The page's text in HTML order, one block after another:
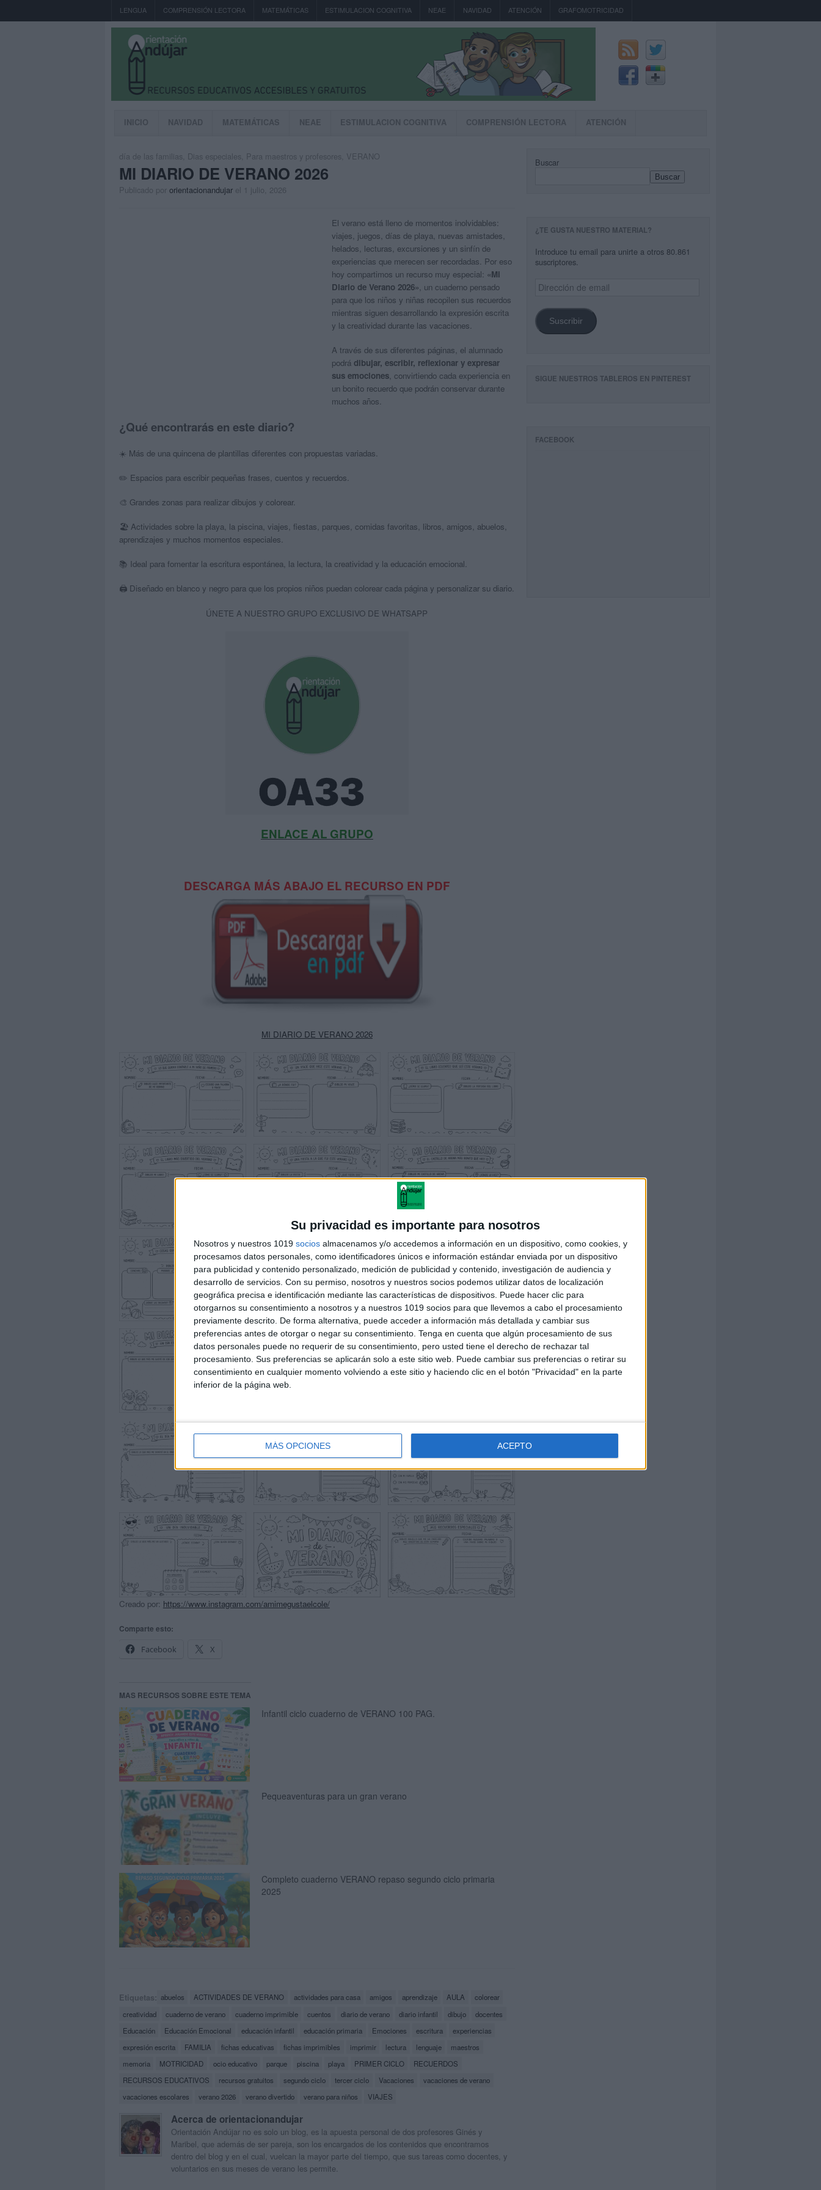
Su privacidad es importante para nosotros
Nosotros y nuestros 1019 socios almacenamos y/o accedemos a información en un dispositivo, como cookies, y
procesamos datos personales, como identificadores únicos e información estándar enviada por un dispositivo
para publicidad y contenido personalizado, medición de publicidad y contenido, investigación de audiencia y
desarrollo de servicios. Con su permiso, nosotros y nuestros socios podemos utilizar datos de localización
geográfica precisa e identificación mediante las características de dispositivos. Puede hacer clic para
otorgarnos su consentimiento a nosotros y a nuestros 1019 socios para que llevemos a cabo el procesamiento
previamente descrito. De forma alternativa, puede acceder a información más detallada y cambiar sus
preferencias antes de otorgar o negar su consentimiento. Tenga en cuenta que algún procesamiento de sus
datos personales puede no requerir de su consentimiento, pero usted tiene el derecho de rechazar tal
procesamiento. Sus preferencias se aplicarán solo a este sitio web. Puede cambiar sus preferencias o retirar su
consentimiento en cualquier momento volviendo a este sitio y haciendo clic en el botón "Privacidad" en la parte
inferior de la página web.
MÁS OPCIONES ACEPTO
LENGUA COMPRENSIÓN LECTORA MATEMÁTICAS ESTIMULACION COGNITIVA NEAE NAVIDAD ATENCIÓN GRAFOMOTRICIDAD
INICIO NAVIDAD MATEMÁTICAS NEAE ESTIMULACION COGNITIVA COMPRENSIÓN LECTORA ATENCIÓN
día de las familias Dias especiales Para maestros y profesores VERANO
MI DIARIO DE VERANO 2026
Publicado por orientacionandujar el 1 julio, 2026
El verano está lleno de momentos inolvidables:
viajes, juegos, días de playa, nuevas amistades,
helados, lecturas, excursiones y un sinfín de
experiencias que merecen ser recordadas. Por eso
hoy compartimos un recurso muy especial: «Mi
Diario de Verano 2026» , un cuaderno pensado
para que los niños y niñas recopilen sus recuerdos
mientras siguen desarrollando la expresión escrita
y la creatividad durante las vacaciones.
A través de sus diferentes páginas, el alumnado
podrá dibujar, escribir, reflexionar y expresar
sus emociones, convirtiendo cada experiencia en
un bonito recuerdo que podrán conservar durante
muchos años.
¿Qué encontrarás en este diario?
☀️ Más de una quincena de plantillas diferentes con propuestas variadas.
✏️ Espacios para escribir pequeñas frases, cuentos y recuerdos.
🎨 Grandes zonas para realizar dibujos y colorear.
🏖️ Actividades sobre la playa, la piscina, viajes, fiestas, parques, comidas favoritas, libros, amigos, abuelos,
aprendizajes y muchos momentos especiales.
📚 Ideal para fomentar la escritura espontánea, la lectura, la creatividad y la educación emocional.
🖨️ Diseñado en blanco y negro para que los propios niños puedan colorear cada página y personalizar su diario.
ÚNETE A NUESTRO GRUPO EXCLUSIVO DE WHATSAPP
ENLACE AL GRUPO
DESCARGA MÁS ABAJO EL RECURSO EN PDF
MI DIARIO DE VERANO 2026
Creado por: https://www.instagram.com/amimegustaelcole/
Comparte esto:
Facebook
X
MAS RECURSOS SOBRE ESTE TEMA
Infantil ciclo cuaderno de VERANO 100 PAG.
Pequeaventuras para un gran verano
Completo cuaderno VERANO repaso segundo ciclo primaria
2025
Etiquetas: abuelos ACTIVIDADES DE VERANO actividades para casa amigos aprendizaje AULA
colorear
creatividad
cuaderno de verano cuaderno imprimible cuentos diario de verano diario infantil dibujo
docentes
Educación
Educación Emocional educación infantil educación primaria Emociones escritura
experiencias
expresión escrita
FAMILIA fichas educativas fichas imprimibles imprimir lectura lenguaje
maestros
memoria
MOTRICIDAD ocio educativo parque piscina playa PRIMER CICLO
RECUERDOS
RECURSOS EDUCATIVOS
recursos gratuitos segundo ciclo tercer ciclo Vacaciones
vacaciones de verano
vacaciones escolares
verano 2026 verano divertido verano para niños VIAJES
Acerca de orientacionandujar
Orientación Andújar no es solo un blog, es la apuesta personal de dos profesores Ginés y
Maribel, que además de ser pareja, son los encargados de los contenidos que encontramos
dentro del blog y en el cual, vuelcan la mayor parte del tiempo, que sus tareas como docentes, y
voluntarios en sus meses de verano les permite.
Buscar
Buscar
¿TE GUSTA NUESTRO MATERIAL?
Introduce tu email para unirte a otros 80.861
suscriptores.
Dirección
de
Suscribir
SIGUE NUESTROS TABLEROS EN PINTEREST
FACEBOOK